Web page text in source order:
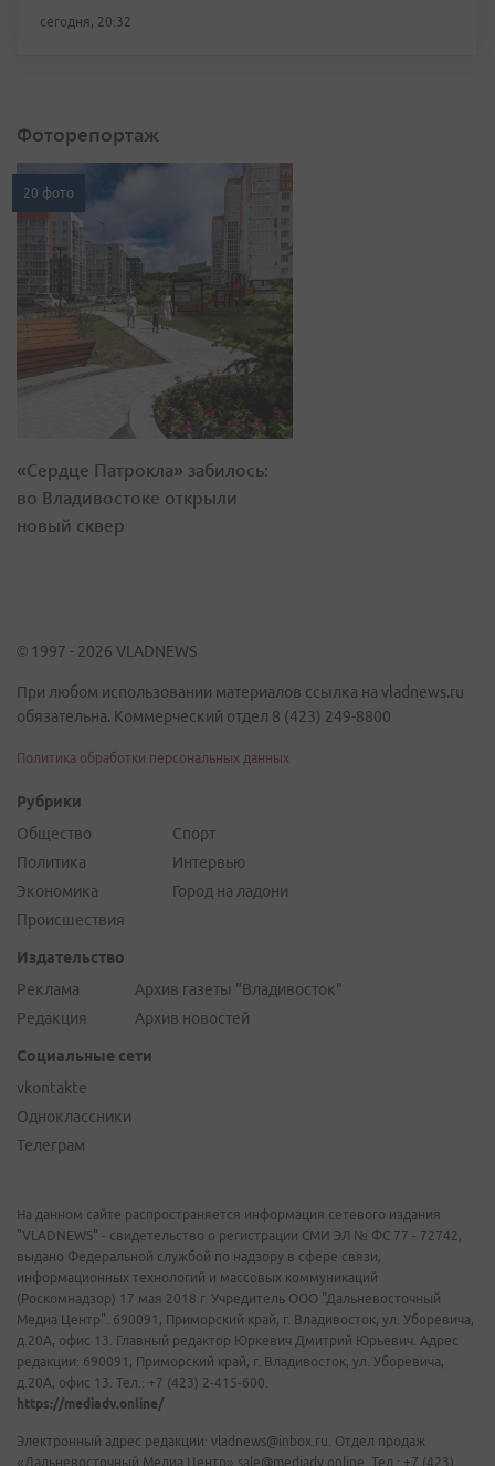
сегодня, 20:32
Фоторепортаж
20 фото
«Сердце Патрокла» забилось:
во Владивостоке открыли
новый сквер
© 1997 - 2026 VLADNEWS
При любом использовании материалов ссылка на vladnews.ru
обязательна. Коммерческий отдел 8 (423) 249-8800
Политика обработки персональных данных
Рубрики
Общество
Политика
Экономика
Происшествия
Спорт
Интервью
Город на ладони
Издательство
Реклама
Редакция
Архив газеты "Владивосток"
Архив новостей
Социальные сети
vkontakte
Одноклассники
Телеграм
На данном сайте распространяется информация сетевого издания
"VLADNEWS" - свидетельство о регистрации СМИ ЭЛ № ФС 77 - 72742,
выдано Федеральной службой по надзору в сфере связи,
информационных технологий и массовых коммуникаций
(Роскомнадзор) 17 мая 2018 г. Учредитель ООО "Дальневосточный
Медиа Центр". 690091, Приморский край, г. Владивосток, ул. Уборевича,
д.20А, офис 13. Главный редактор Юркевич Дмитрий Юрьевич. Адрес
редакции: 690091, Приморский край, г. Владивосток, ул. Уборевича,
д.20А, офис 13. Тел.: +7 (423) 2-415-600.
https://mediadv.online/
Электронный адрес редакции: vladnews@inbox.ru. Отдел продаж
«Дальневосточный Медиа Центр» sale@mediadv.online. Тел.: +7 (423)